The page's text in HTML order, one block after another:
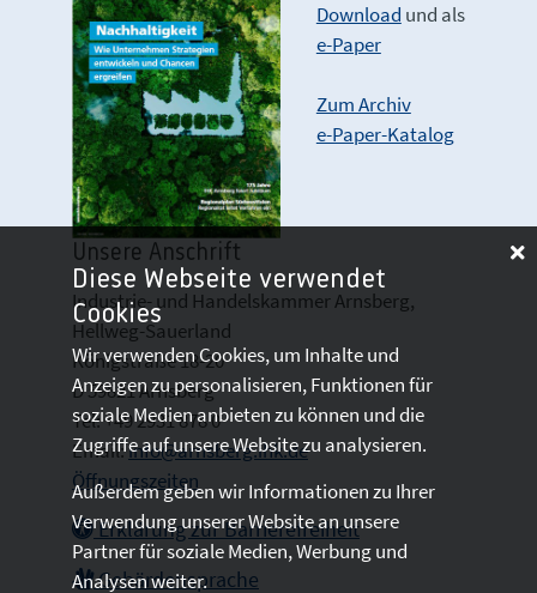
Download und als
e-Paper
Zum Archiv
e-Paper-Katalog
Unsere Anschrift
Industrie- und Handelskammer Arnsberg,
Hellweg-Sauerland
Königstraße 18-20
D 59821 Arnsberg
Tel: +49 2931 878 0
Email:info@arnsberg.ihk.de
Öffnungszeiten
Erklärung zur Barrierefreiheit
Gebärdensprache
Diese Webseite verwendet
Cookies
Wir verwenden Cookies, um Inhalte und
Anzeigen zu personalisieren, Funktionen für
soziale Medien anbieten zu können und die
Zugriffe auf unsere Website zu analysieren.
Außerdem geben wir Informationen zu Ihrer
Verwendung unserer Website an unsere
Partner für soziale Medien, Werbung und
Analysen weiter.